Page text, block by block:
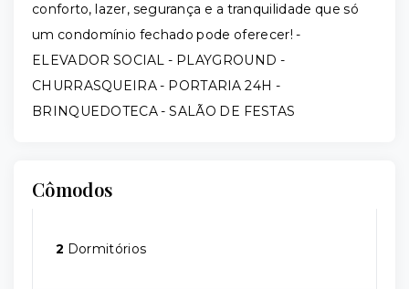
conforto, lazer, segurança e a tranquilidade que só
um condomínio fechado pode oferecer! -
ELEVADOR SOCIAL - PLAYGROUND -
CHURRASQUEIRA - PORTARIA 24H -
BRINQUEDOTECA - SALÃO DE FESTAS
Cômodos
2 Dormitórios